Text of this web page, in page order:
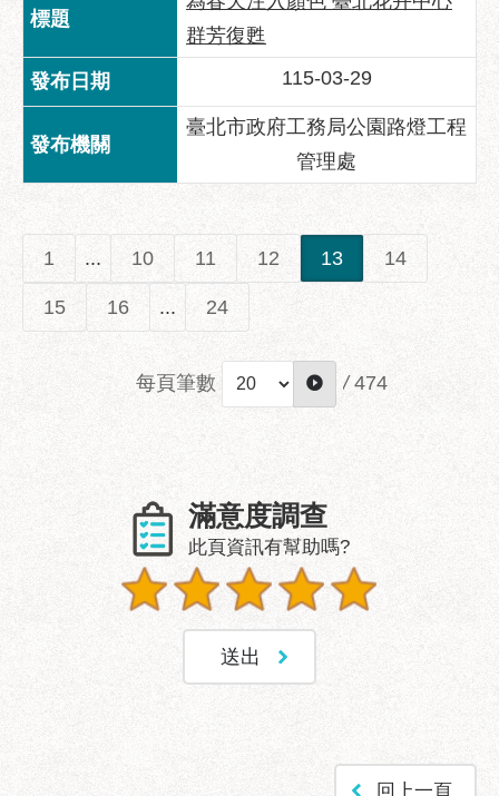
群芳復甦
115-03-29
臺北市政府工務局公園路燈工程
管理處
1 ... 10 11 12 13 14
15 16 ... 24
每頁筆數 / 474
滿意度調查
此頁資訊有幫助嗎?
回上一頁